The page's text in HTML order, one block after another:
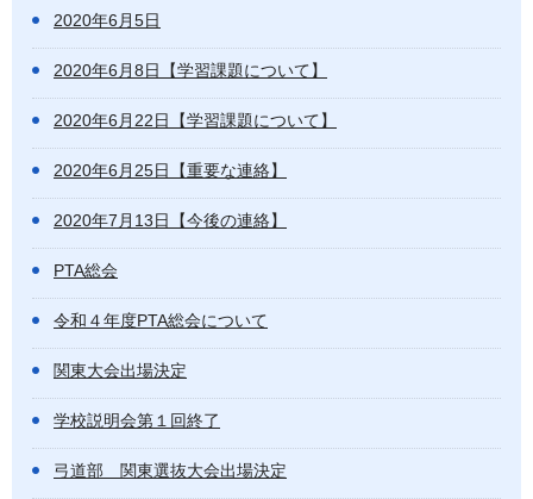
2020年6月5日
2020年6月8日【学習課題について】
2020年6月22日【学習課題について】
2020年6月25日【重要な連絡】
2020年7月13日【今後の連絡】
PTA総会
令和４年度PTA総会について
関東大会出場決定
学校説明会第１回終了
弓道部 関東選抜大会出場決定